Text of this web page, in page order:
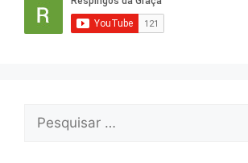
por: